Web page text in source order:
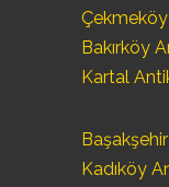
Bakırköy
Kartal
Kadıköy